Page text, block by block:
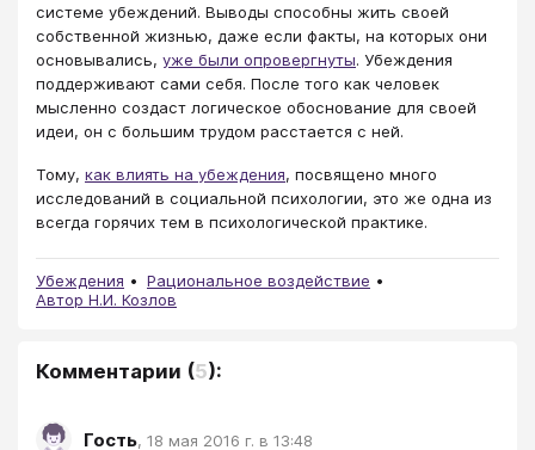
системе убеждений. Выводы способны жить своей
собственной жизнью, даже если факты, на которых они
основывались, уже были опровергнуты. Убеждения
поддерживают сами себя. После того как человек
мысленно создаст логическое обоснование для своей
идеи, он с большим трудом расстается с ней.
Тому, как влиять на убеждения, посвящено много
исследований в социальной психологии, это же одна из
всегда горячих тем в психологической практике.
Убеждения
Рациональное воздействие
Автор Н.И. Козлов
Комментарии (5):
Гость, 18 мая 2016 г. в 13:48